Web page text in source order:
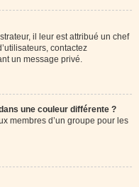
il leur est attribué un chef
contactez
un message privé.
une couleur différente ?
membres d’un groupe pour les